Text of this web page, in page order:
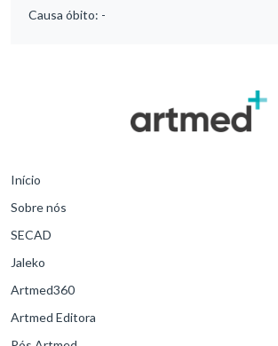
Causa óbito: -
Início
Sobre nós
SECAD
Jaleko
Artmed360
Artmed Editora